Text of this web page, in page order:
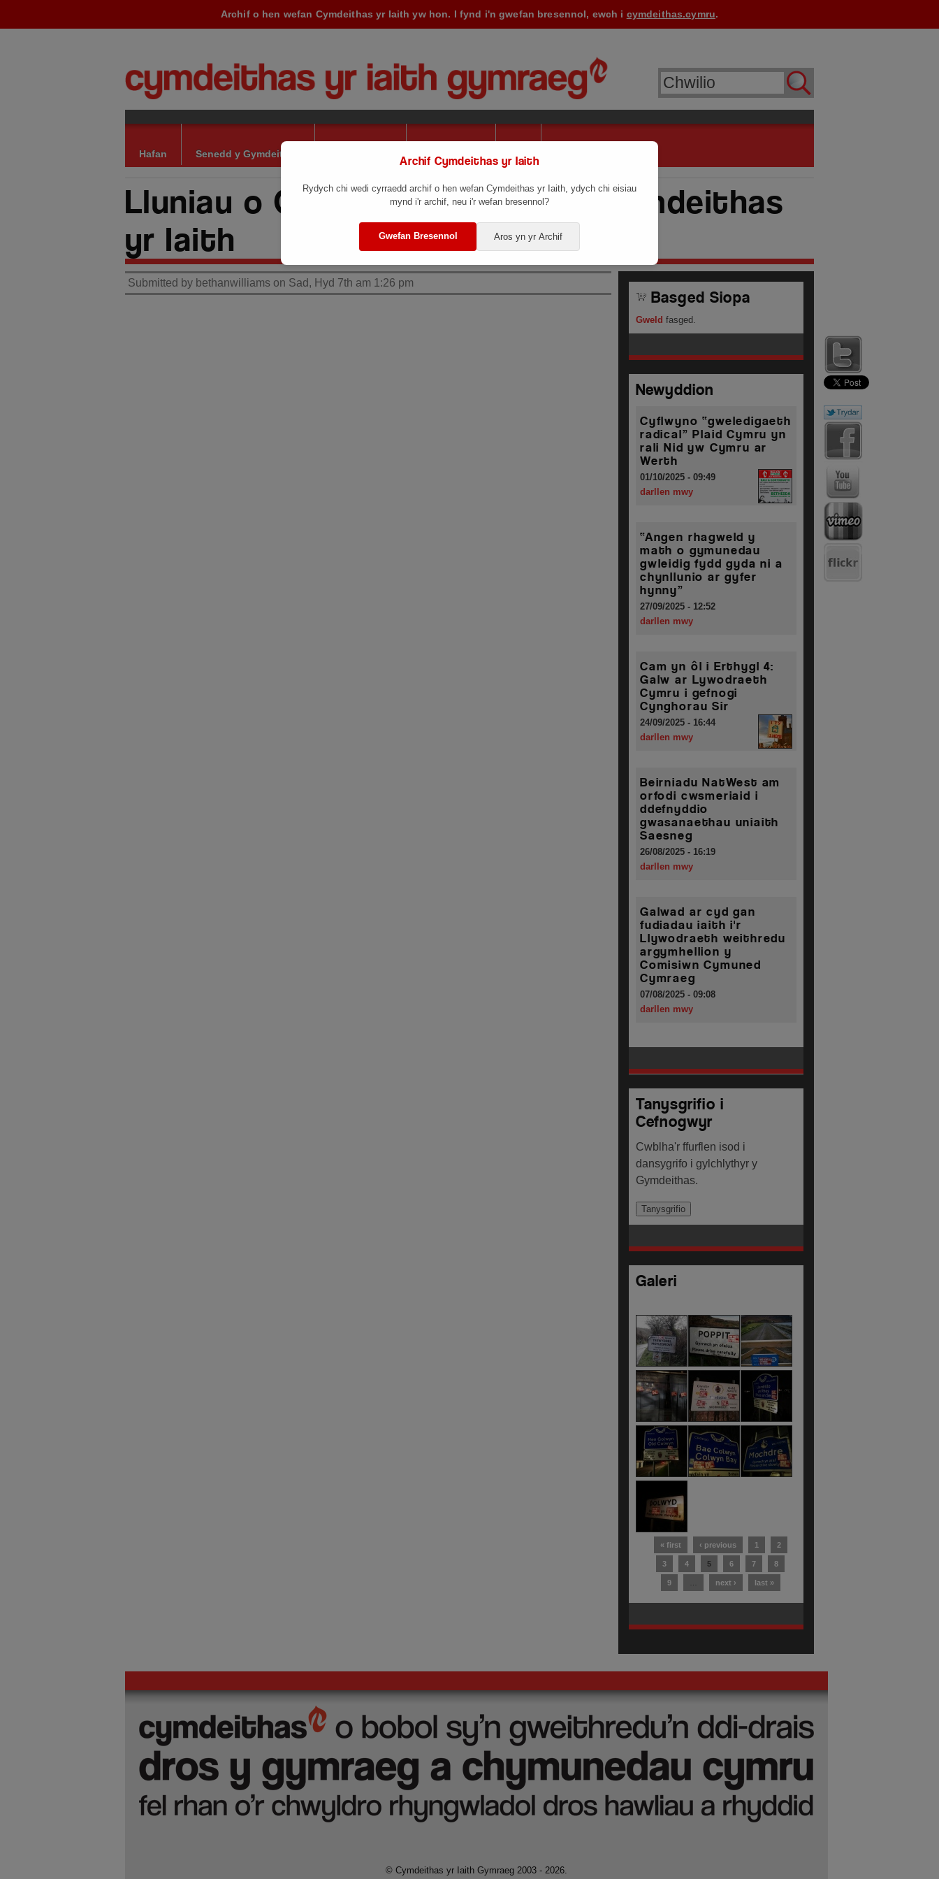
Archif Cymdeithas yr Iaith
Rydych chi wedi cyrraedd archif o hen wefan Cymdeithas yr Iaith, ydych chi eisiau
mynd i'r archif, neu i'r wefan bresennol?
Gwefan Bresennol Aros yn yr Archif
Archif o hen wefan Cymdeithas yr Iaith yw hon. I fynd i'n gwefan bresennol, ewch i cymdeithas.cymru.
Hafan Senedd y Gymdeithas 文A
Lluniau o Gyfarfod Cyffredinol Cymdeithas
yr Iaith
Basged Siopa
Gweld fasged.
Newyddion
Cyflwyno “gweledigaeth
radical” Plaid Cymru yn
rali Nid yw Cymru ar
Werth
01/10/2025 - 09:49
darllen mwy
“Angen rhagweld y
math o gymunedau
gwleidig fydd gyda ni a
chynllunio ar gyfer
hynny”
27/09/2025 - 12:52
darllen mwy
Cam yn ôl i Erthygl 4:
Galw ar Lywodraeth
Cymru i gefnogi
Cynghorau Sir
24/09/2025 - 16:44
darllen mwy
Beirniadu NatWest am
orfodi cwsmeriaid i
ddefnyddio
gwasanaethau uniaith
Saesneg
26/08/2025 - 16:19
darllen mwy
Galwad ar cyd gan
fudiadau iaith i'r
Llywodraeth weithredu
argymhellion y
Comisiwn Cymuned
Cymraeg
07/08/2025 - 09:08
darllen mwy
Tanysgrifio i
Cefnogwyr
Cwblha'r ffurflen isod i
dansygrifo i gylchlythyr y
Gymdeithas.
Galeri
« first ‹ previous 1 2
3 4 5 6 7 8
9 next › last »
Submitted by bethanwilliams on Sad, Hyd 7th am 1:26 pm
© Cymdeithas yr Iaith Gymraeg 2003 - 2026.